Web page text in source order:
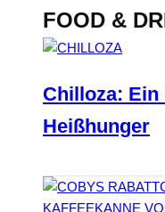
FOOD &
Chilloza: Ein
Heißhunger